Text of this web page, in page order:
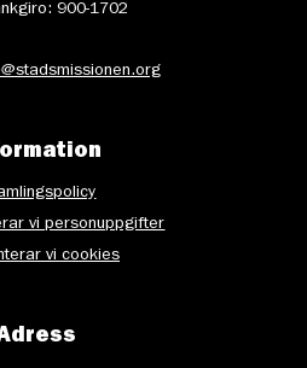
900-1702
vi personuppgifter
vi cookies